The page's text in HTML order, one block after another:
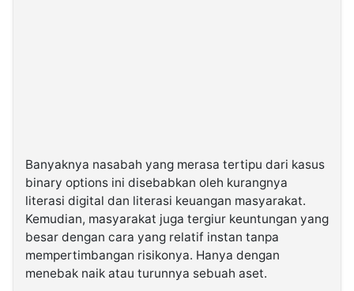
Banyaknya nasabah yang merasa tertipu dari kasus
binary options ini disebabkan oleh kurangnya
literasi digital dan literasi keuangan masyarakat.
Kemudian, masyarakat juga tergiur keuntungan yang
besar dengan cara yang relatif instan tanpa
mempertimbangan risikonya. Hanya dengan
menebak naik atau turunnya sebuah aset.